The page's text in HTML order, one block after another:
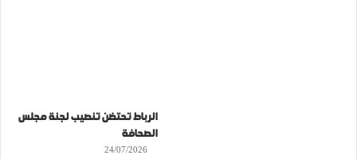
الرباط تحتضن تنصيب لجنة مجلس
الصحافة
24/07/2026